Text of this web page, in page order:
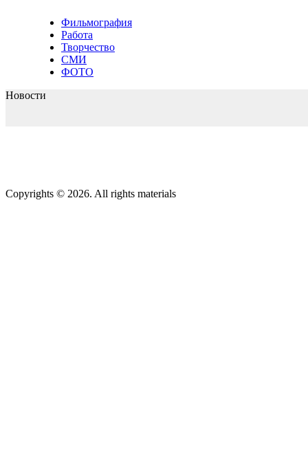
Фильмография
Работа
Творчество
СМИ
ФОТО
Новости
Copyrights © 2026. All rights materials